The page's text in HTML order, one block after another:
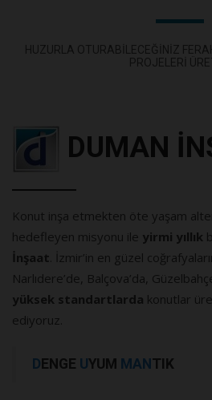
HUZURLA OTURABILECEĞINIZ
PROJELERI
DUMAN
Konut inşa etmekten öte yaşam
hedefleyen misyonu ile yirmi yıllık
İnşaat . İzmir’in en güzel
Narlıdere’de, Balçova’da,
yüksek standartlarda konutlar
ediyoruz.
D ENGE UYUM MAN TIK